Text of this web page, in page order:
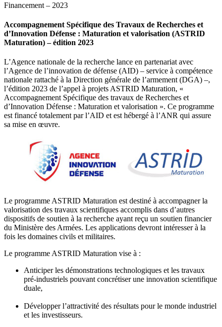
Financement – 2023
Accompagnement Spécifique des Travaux de Recherches et
d’Innovation Défense : Maturation et valorisation (ASTRID
Maturation) – édition 2023
L’Agence nationale de la recherche lance en partenariat avec
l’Agence de l’innovation de défense (AID) – service à compétence
nationale rattaché à la Direction générale de l’armement (DGA) –,
l’édition 2023 de l’appel à projets ASTRID Maturation, «
Accompagnement Spécifique des travaux de Recherches et
d’Innovation Défense : Maturation et valorisation ». Ce programme
est financé totalement par l’AID et est hébergé à l’ANR qui assure
sa mise en œuvre.
Le programme ASTRID Maturation est destiné à accompagner la
valorisation des travaux scientifiques accomplis dans d’autres
dispositifs de soutien à la recherche ayant reçu un soutien financier
du Ministère des Armées. Les applications devront intéresser à la
fois les domaines civils et militaires.
Le programme ASTRID Maturation vise à :
Anticiper les démonstrations technologiques et les travaux
pré-industriels pouvant concrétiser une innovation scientifique
duale,
Développer l’attractivité des résultats pour le monde industriel
et les investisseurs.